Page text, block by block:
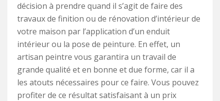
décision à prendre quand il s’agit de faire des
travaux de finition ou de rénovation d’intérieur de
votre maison par l’application d’un enduit
intérieur ou la pose de peinture. En effet, un
artisan peintre vous garantira un travail de
grande qualité et en bonne et due forme, car il a
les atouts nécessaires pour ce faire. Vous pouvez
profiter de ce résultat satisfaisant à un prix